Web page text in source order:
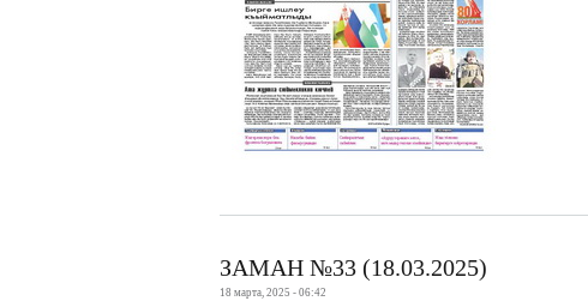
ЗАМАН №33 (18.03.2025)
18 марта, 2025 - 06:42